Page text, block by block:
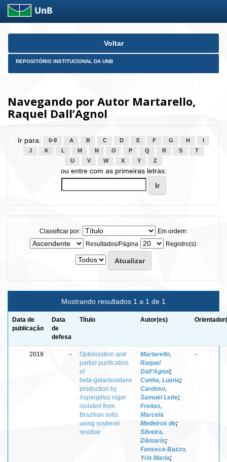
Skip
Voltar
REPOSITÓRIO INSTITUCIONAL DA UNB
Navegando por Autor Martarello,
Raquel Dall’Agnol
Ir para: 0-9 A B C D E F G H
J
K L M N O P Q R S
T
U
V W X Y Z
ou entre com as primeiras letras:
Classificar por:
Em ordem:
Resultados/Página
Registro(s):
Mostrando resultados 1 a 1 de 1
Data de
publicação
Data
de
defesa
Título Autor(es)
2019 -
Optimization and
partial purification
of
beta‑galactosidase
production by
Aspergillus niger
isolated from
Brazilian soils
using soybean
residue
Martarello,
Raquel
Dall’Agnol;
Cunha, Luana;
Cardoso,
Samuel Leite;
Freitas,
Marcela
Medeiros de;
Silveira,
Dâmaris;
Fonseca‑Bazzo,
Yris Maria;
-